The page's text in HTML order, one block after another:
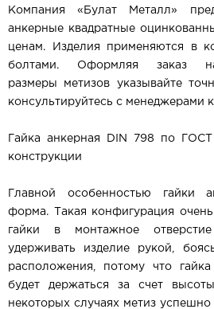
Компания «Булат Металл»
анкерные квадратные
ценам. Изделия применяются в
болтами. Оформляя заказ
размеры метизов указывайте
консультируйтесь с менеджерами
Гайка анкерная DIN 798 по ГОСТ
конструкции
Главной особенностью гайки
форма. Такая конфигурация
гайки в монтажное
удерживать изделие рукой,
расположения, потому что гайка
будет держаться за счет
некоторых случаях метиз